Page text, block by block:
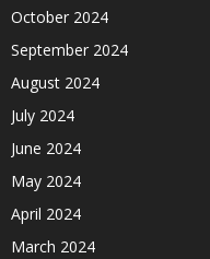
October 2024
September 2024
August 2024
July 2024
June 2024
May 2024
April 2024
March 2024